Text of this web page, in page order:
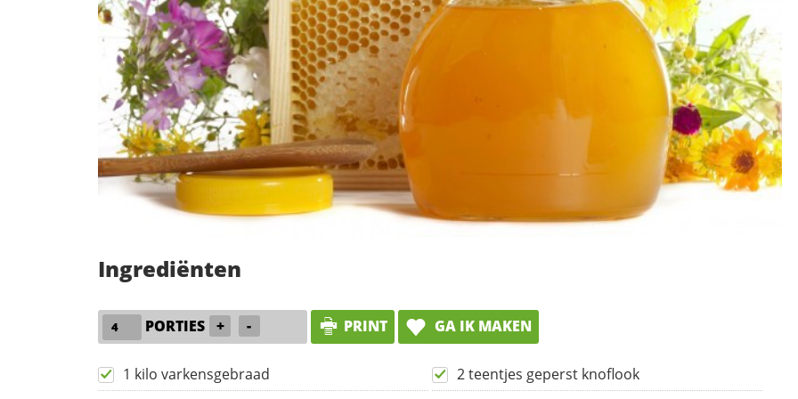
Ingrediënten
PORTIES + - PRINT GA IK MAKEN
1 kilo varkensgebraad
2 teentjes geperst knoflook